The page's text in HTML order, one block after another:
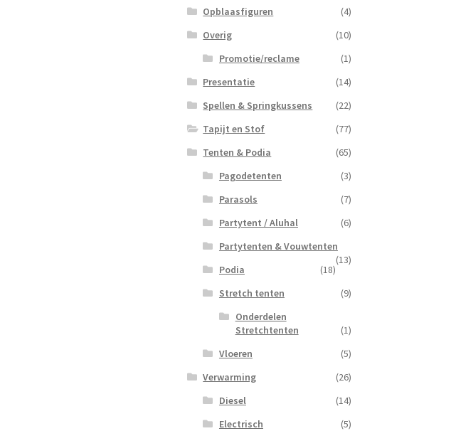
Opblaasfiguren
(4)
Overig
(10)
Promotie/reclame
(1)
Presentatie
(14)
Spellen & Springkussens
(22)
Tapijt en Stof
(77)
Tenten & Podia
(65)
Pagodetenten
(3)
Parasols
(7)
Partytent / Aluhal
(6)
Partytenten & Vouwtenten
(13)
Podia
(18)
Stretch tenten
(9)
Onderdelen
Stretchtenten
(1)
Vloeren
(5)
Verwarming
(26)
Diesel
(14)
Electrisch
(5)